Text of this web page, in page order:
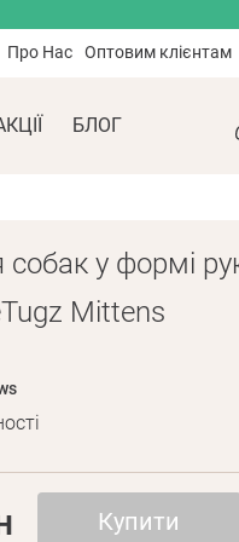
Про Нас Оптовим клієнтам
БЛОГ
собак у формі
Mittens
Купити